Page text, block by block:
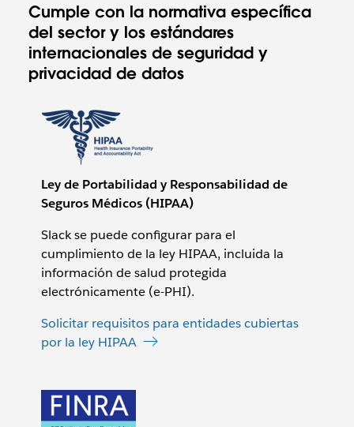
Cumple con la normativa específica
del sector y los estándares
internacionales de seguridad y
privacidad de datos
Ley de Portabilidad y Responsabilidad de
Seguros Médicos (HIPAA)
Slack se puede configurar para el
cumplimiento de la ley HIPAA, incluida la
información de salud protegida
electrónicamente (e-PHI).
Solicitar requisitos para entidades cubiertas
por la ley HIPAA